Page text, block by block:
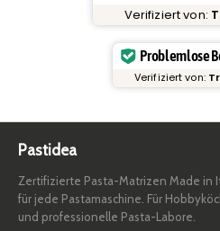
Verifiziert von:
Problemlose
Verifiziert von:
Pastidea
Zertifizierte Pasta-Matrizen Made in
für jede Pastamaschine. Für
und professionelle Pasta-Labore.